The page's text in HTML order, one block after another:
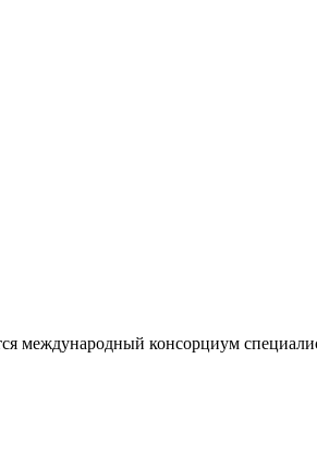
международный консорциум